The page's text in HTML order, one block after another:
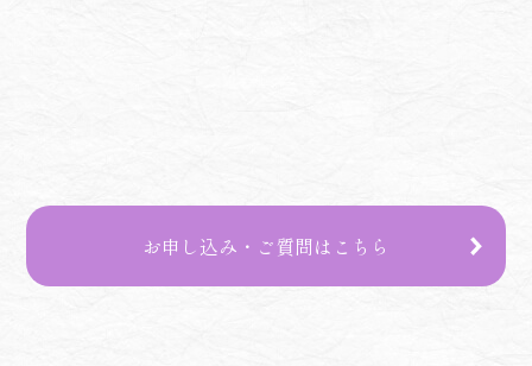
お申し込み・ご質問はこちら